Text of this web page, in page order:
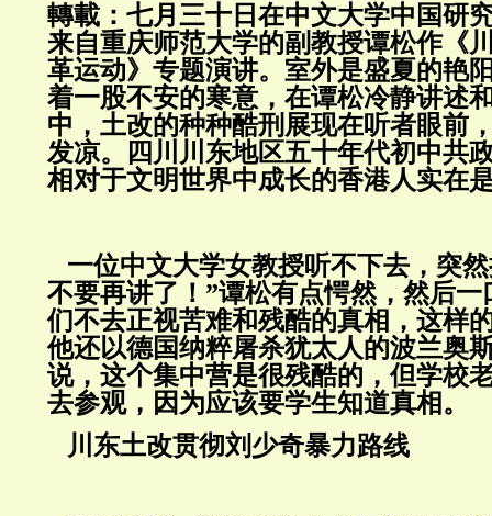
轉載：七月三十日在中文大学中国研
来自重庆师范大学的副教授谭松作《
革运动》专题演讲。室外是盛夏的艳
着一股不安的寒意，在谭松冷静讲述
中，土改的种种酷刑展现在听者眼前
发凉。四川川东地区五十年代初中共
相对于文明世界中成长的香港人实在
一位中文大学女教授听不下去，突
不要再讲了！”谭松有点愕然，然后
们不去正视苦难和残酷的真相，这样
他还以德国纳粹屠杀犹太人的波兰奥
说，这个集中营是很残酷的，但学校
去参观，因为应该要学生知道真相。
川东土改贯彻刘少奇暴力路线